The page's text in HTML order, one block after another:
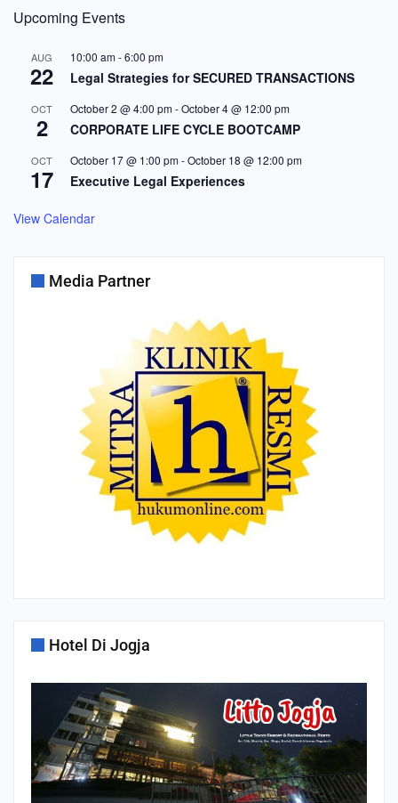
Upcoming Events
AUG
22
10:00 am-6:00 pm
Legal Strategies for SECURED TRANSACTIONS
OCT
2
October 2 @ 4:00 pm-October 4 @ 12:00 pm
CORPORATE LIFE CYCLE BOOTCAMP
OCT
17
October 17 @ 1:00 pm-October 18 @ 12:00 pm
Executive Legal Experiences
View Calendar
Media Partner
Hotel Di Jogja